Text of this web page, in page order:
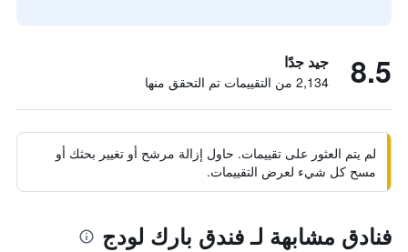
8.5 جيد جدًا
2,134 من التقييمات تم التحقق منها
لم يتم العثور على تقييمات. حاول إزالة مرشح أو تغيير بحثك أو
مسح كل شيء لعرض التقييمات.
فنادق مشابهة لـ فندق بارك لودج